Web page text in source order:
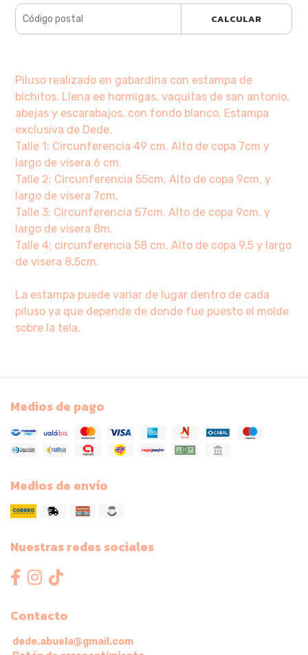
CALCULAR
Piluso realizado en gabardina con estampa de
bichitos. Llena ee hormigas, vaquitas de san antonio,
abejas y escarabajos, con fondo blanco. Estampa
exclusiva de Dede.
Talle 1: Circunferencia 49 cm. Alto de copa 7cm y
largo de visera 6 cm.
Talle 2: Circunferencia 55cm. Alto de copa 9cm. y
largo de visera 7cm.
Talle 3: Circunferencia 57cm. Alto de copa 9cm. y
largo de visera 8m.
Talle 4: circunferencia 58 cm. Alto de copa 9,5 y largo
de visera 8,5cm.
La estampa puede variar de lugar dentro de cada
piluso ya que depende de donde fue puesto el molde
sobre la tela.
Medios de pago
Medios de envío
Nuestras redes sociales
Contacto
dede.abuela@gmail.com